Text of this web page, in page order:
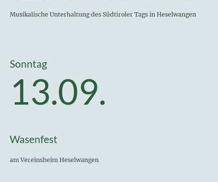
Musikalische Unterhaltung des Südtiroler Tags in Heselwangen
Sonntag
13.09.
Wasenfest
am Vereinsheim Heselwangen